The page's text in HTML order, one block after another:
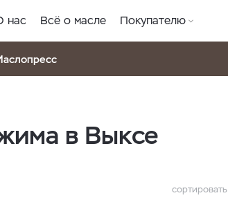
нас Всё о масле Покупателю
в Выксе
сортировать